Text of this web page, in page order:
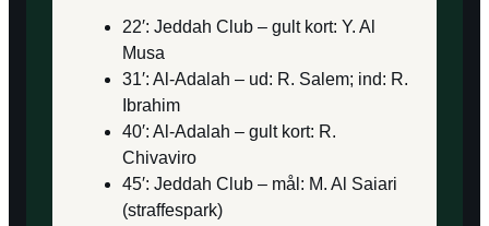
22′: Jeddah Club – gult kort: Y. Al
Musa
31′: Al-Adalah – ud: R. Salem; ind: R.
Ibrahim
40′: Al-Adalah – gult kort: R.
Chivaviro
45′: Jeddah Club – mål: M. Al Saiari
(straffespark)